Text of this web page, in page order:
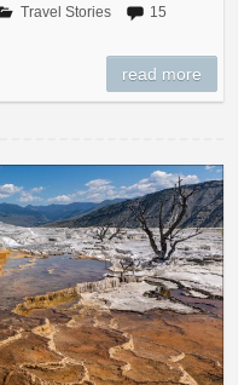
Travel Stories
15
read more